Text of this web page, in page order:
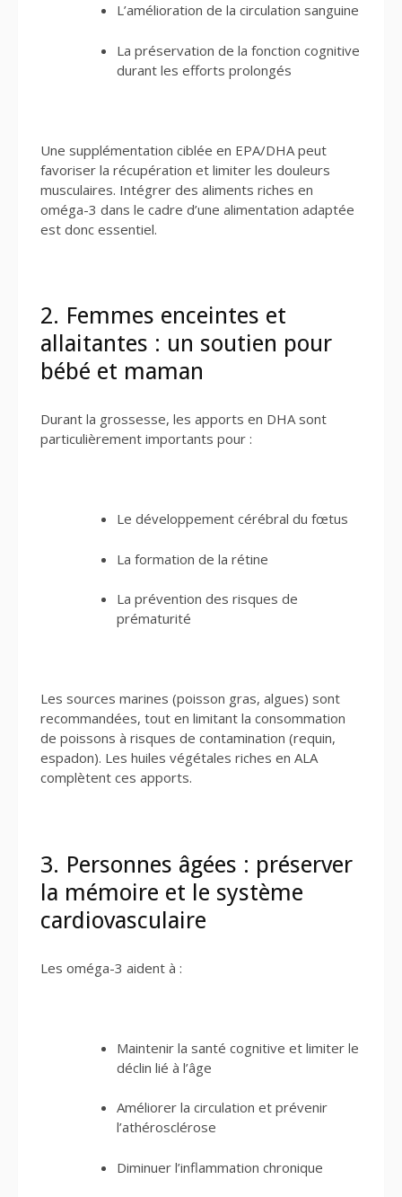
L’amélioration de la circulation sanguine
La préservation de la fonction cognitive
durant les efforts prolongés
Une supplémentation ciblée en EPA/DHA peut
favoriser la récupération et limiter les douleurs
musculaires. Intégrer des aliments riches en
oméga-3 dans le cadre d’une alimentation adaptée
est donc essentiel.
2. Femmes enceintes et
allaitantes : un soutien pour
bébé et maman
Durant la grossesse, les apports en DHA sont
particulièrement importants pour :
Le développement cérébral du fœtus
La formation de la rétine
La prévention des risques de
prématurité
Les sources marines (poisson gras, algues) sont
recommandées, tout en limitant la consommation
de poissons à risques de contamination (requin,
espadon). Les huiles végétales riches en ALA
complètent ces apports.
3. Personnes âgées : préserver
la mémoire et le système
cardiovasculaire
Les oméga-3 aident à :
Maintenir la santé cognitive et limiter le
déclin lié à l’âge
Améliorer la circulation et prévenir
l’athérosclérose
Diminuer l’inflammation chronique